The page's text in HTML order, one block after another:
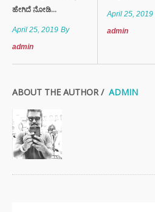
ಹೇಗಿದೆ ನೋಡಿ...
April 25, 2019 By
admin
April 25, 2019
admin
ABOUT THE AUTHOR / ADMIN